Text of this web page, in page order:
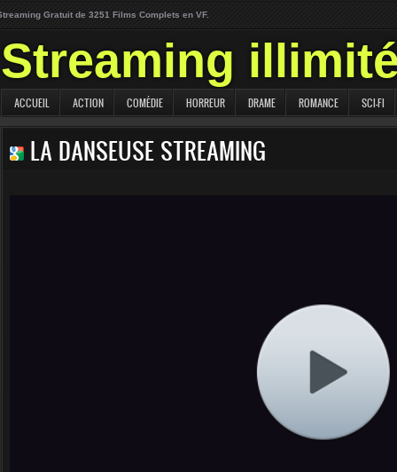
Gratuit de 3251 Films Complets en VF.
Streaming
ACCUEIL ACTION COMÉDIE HORREUR DRAME ROMANCE SCI-FI
LA DANSEUSE STREAMING